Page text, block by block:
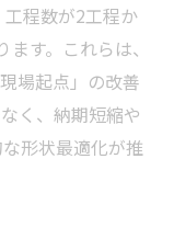
程数が2工程か
す。これらは、
場起点」の改善
く、納期短縮や
形状最適化が推